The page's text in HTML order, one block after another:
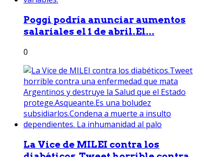
Poggi podría anunciar aumentos
salariales el 1 de abril.El...
0
La Vice de MILEI contra los